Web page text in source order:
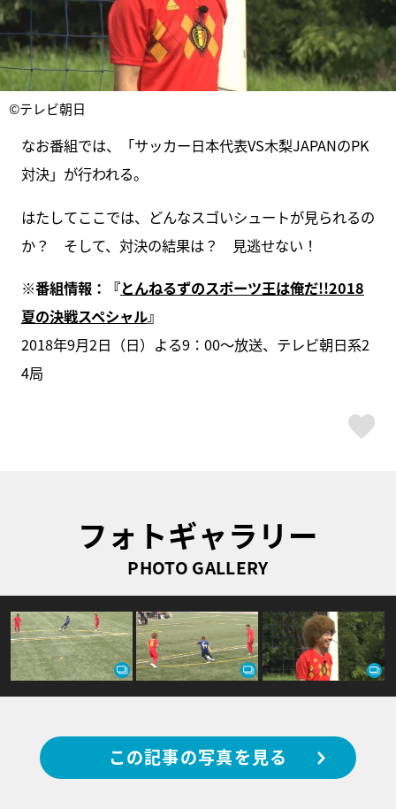
©テレビ朝日
なお番組では、「サッカー日本代表VS木梨JAPANのPK
対決」が行われる。
はたしてここでは、どんなスゴいシュートが見られるの
か？ そして、対決の結果は？ 見逃せない！
※番組情報：『とんねるずのスポーツ王は俺だ!!2018
夏の決戦スペシャル』
2018年9月2日（日）よる9：00～放送、テレビ朝日系2
4局
フォトギャラリー
PHOTO GALLERY
この記事の写真を見る